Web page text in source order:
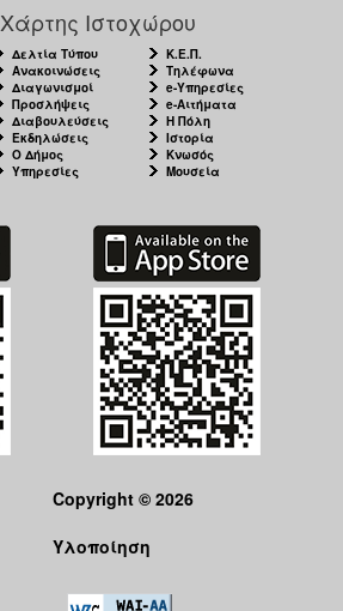
Χάρτης Ιστοχώρου
Δελτία Τύπου
Ανακοινώσεις
Διαγωνισμοί
Προσλήψεις
Διαβουλεύσεις
Εκδηλώσεις
Ο Δήμος
Υπηρεσίες
Κ.Ε.Π.
Τηλέφωνα
e-Υπηρεσίες
e-Αιτήματα
Η Πόλη
Ιστορία
Κνωσός
Μουσεία
Copyright © 2026
Υλοποίηση